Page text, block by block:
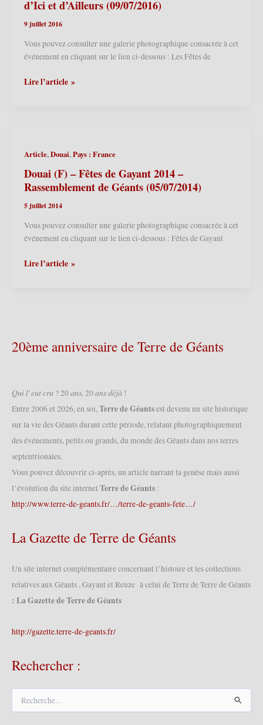
d’ici
d’ailleurs
2017
(08/07/2017)
d’Ici et d’Ailleurs (09/07/2016)
9 juillet 2016
Vous pouvez consulter une galerie photographique consacrée à cet
événement en cliquant sur le lien ci-dessous : Les Fêtes de
Douai
2016
–
Géants
et
d’Ailleurs
(09/07/2016)
Lire l’article »
Article,Douai,Pays : France
Douai (F) – Fêtes de Gayant 2014 –
Rassemblement de Géants (05/07/2014)
5 juillet 2014
Vous pouvez consulter une galerie photographique consacrée à cet
événement en cliquant sur le lien ci-dessous : Fêtes de Gayant
Douai
2014
–
Géants
(05/07/2014)
Lire l’article »
20ème anniversaire de Terre de Géants
𝑄𝑢𝑖 𝑙’𝑒𝑢𝑡 𝑐𝑟𝑢 ? 20 𝑎𝑛𝑠, 20 𝑎𝑛𝑠 𝑑𝑒́𝑗𝑎̀ !
Entre 2006 et 2026, en soi,Terre de Géantsest devenu un site historique
sur la vie des Géants durant cette période, relatant photographiquement
des événements, petits ou grands, du monde des Géants dans nos terres
septentrionales.
Vous pouvez découvrir ci-après, un article narrant la genèse mais aussi
l’évolution du site internet Terre de Géants :
http://www.terre-de-geants.fr/…/terre-de-geants-fete…/
La Gazette de Terre de Géants
Un site internet complémentaire concernant l’histoire et les collections
relatives aux Géants , Gayant et Reuze à celui de Terre de Terre de Géants
: La Gazette de Terre de Géants
http://gazette.terre-de-geants.fr/
Rechercher :